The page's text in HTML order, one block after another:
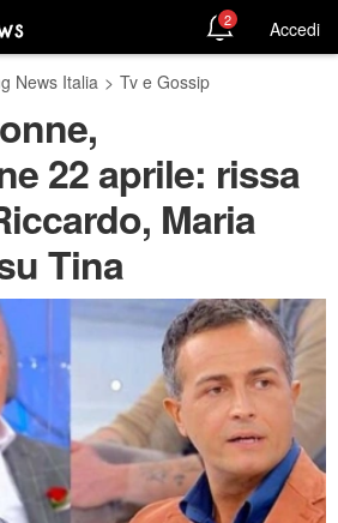
2 Accedi
News Italia > Tv e Gossip
22 aprile: rissa
Maria
Tina